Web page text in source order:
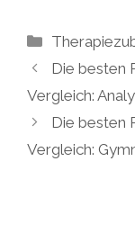
Kategorien
Die besten
Vergleich:
Die besten
Vergleich: